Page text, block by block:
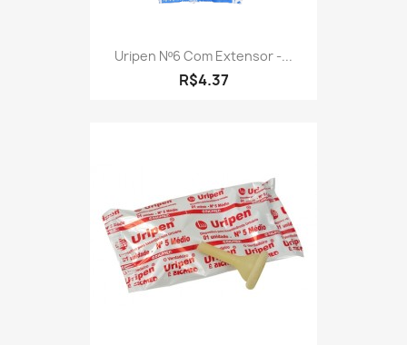
Uripen Nº6 Com Extensor -...
R$4.37